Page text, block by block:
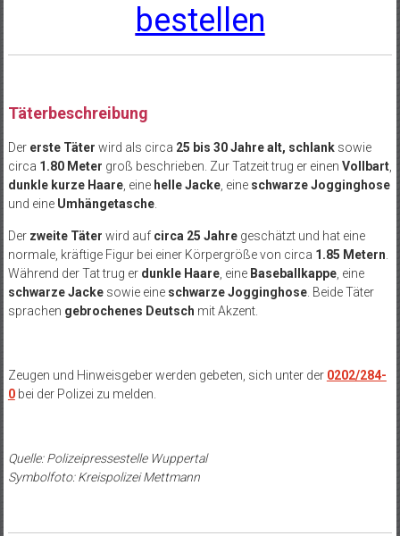
bestellen
Täterbeschreibung
Der erste Täter wird als circa 25 bis 30 Jahre alt, schlanksowie
circa 1.80 Meter groß beschrieben. Zur Tatzeit trug er einen Vollbart,
dunkle kurze Haare, eine helle Jacke, eine schwarze Jogginghose
und eine Umhängetasche.
Der zweite Täter wird auf circa 25 Jahregeschätzt und hat eine
normale, kräftige Figur bei einer Körpergröße von circa 1.85 Metern
Während der Tat trug er dunkle Haare, eine Baseballkappe, eine
schwarze Jackesowie eine schwarze Jogginghose. Beide Täter
sprachen gebrochenes Deutsch mit Akzent.
Zeugen und Hinweisgeber werden gebeten, sich unter der 0202/284-
0bei der Polizei zu melden.
Quelle: Polizeipressestelle Wuppertal
Symbolfoto: Kreispolizei Mettmann